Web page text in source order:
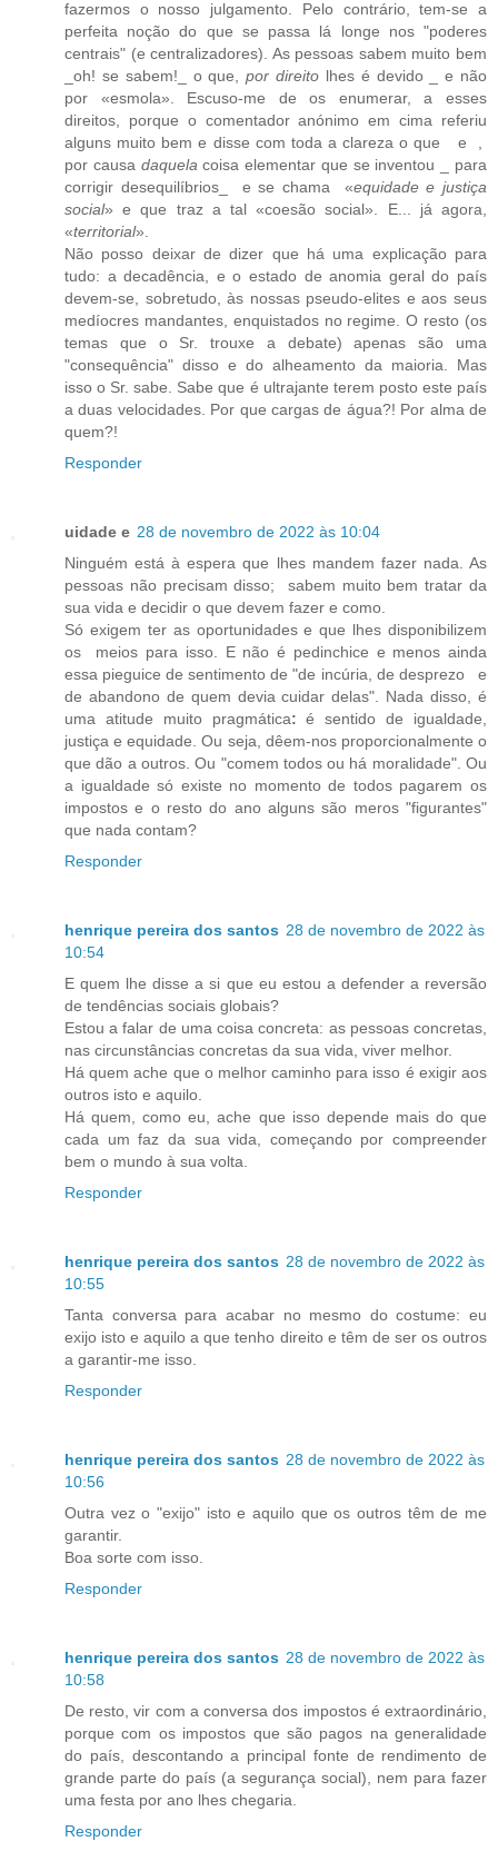
fazermos o nosso julgamento. Pelo contrário, tem-se a
perfeita noção do que se passa lá longe nos "poderes
centrais" (e centralizadores). As pessoas sabem muito bem
_oh! se sabem!_ o que,por direito lhes é devido _ e não
por «esmola». Escuso-me de os enumerar, a esses
direitos, porque o comentador anónimo em cima referiu
alguns muito bem e disse com toda a clareza o que e ,
por causa daquela coisa elementar que se inventou _ para
corrigir desequilíbrios_ e se chama «equidade e justiça
social» e que traz a tal «coesão social». E... já agora,
«territorial».
Não posso deixar de dizer que há uma explicação para
tudo: a decadência, e o estado de anomia geral do país
devem-se, sobretudo, às nossas pseudo-elites e aos seus
medíocres mandantes, enquistados no regime. O resto (os
temas que o Sr. trouxe a debate) apenas são uma
"consequência" disso e do alheamento da maioria. Mas
isso o Sr. sabe. Sabe que é ultrajante terem posto este país
a duas velocidades. Por que cargas de água?! Por alma de
quem?!
Responder
uidade e 28 de novembro de 2022 às 10:04
Ninguém está à espera que lhes mandem fazer nada. As
pessoas não precisam disso; sabem muito bem tratar da
sua vida e decidir o que devem fazer e como.
Só exigem ter as oportunidades e que lhes disponibilizem
os
meios para isso. E não é pedinchice e menos ainda
essa pieguice de sentimento de "de incúria, de desprezo e
de abandono de quem devia cuidar delas". Nada disso, é
uma atitude muito pragmática: é sentido de igualdade,
justiça e equidade. Ou seja, dêem-nos proporcionalmente o
que dão a outros. Ou "comem todos ou há moralidade". Ou
a igualdade só existe no momento de todos pagarem os
impostos e o resto do ano alguns são meros "figurantes"
que nada contam?
Responder
henrique pereira dos santos 28 de novembro de 2022 às
10:54
E quem lhe disse a si que eu estou a defender a reversão
de tendências sociais globais?
Estou a falar de uma coisa concreta: as pessoas concretas,
nas circunstâncias concretas da sua vida, viver melhor.
Há quem ache que o melhor caminho para isso é exigir aos
outros isto e aquilo.
Há quem, como eu, ache que isso depende mais do que
cada um faz da sua vida, começando por compreender
bem o mundo à sua volta.
Responder
henrique pereira dos santos 28 de novembro de 2022 às
10:55
Tanta conversa para acabar no mesmo do costume: eu
exijo isto e aquilo a que tenho direito e têm de ser os outros
a garantir-me isso.
Responder
henrique pereira dos santos 28 de novembro de 2022 às
10:56
Outra vez o "exijo" isto e aquilo que os outros têm de me
garantir.
Boa sorte com isso.
Responder
henrique pereira dos santos 28 de novembro de 2022 às
10:58
De resto, vir com a conversa dos impostos é extraordinário,
porque com os impostos que são pagos na generalidade
do país, descontando a principal fonte de rendimento de
grande parte do país (a segurança social), nem para fazer
uma festa por ano lhes chegaria.
Responder